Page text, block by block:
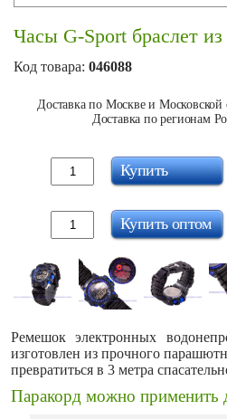
Часы G-Sport браслет из
Код товара: 046088
Доставка по Москве и Московской
Доставка по регионам
Купить
Купить оптом
Ремешок электронных
изготовлен из прочного
превратиться в 3 метра
Паракорд можно применить